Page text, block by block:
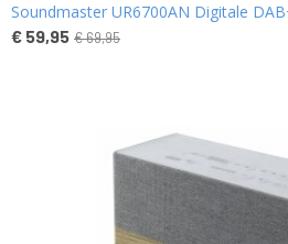
Soundmaster UR6700AN Digitale
€ 59,95 € 69,95